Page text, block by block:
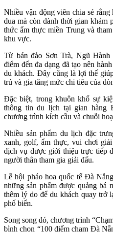
Nhiều vận động viên chia sẻ
đua mà còn dành thời gian khám
thức ẩm thực miền Trung và
khu vực.
Từ bán đảo Sơn Trà, Ngũ
điểm đến đa dạng đã tạo nên
du khách. Đây cũng là lợi thế
trú và gia tăng mức chi tiêu của
Đặc biệt, trong khuôn khổ sự
thông tin du lịch tại gian hàng
chương trình kích cầu và chuỗi
Nhiều sản phẩm du lịch đặc
xanh, golf, ẩm thực, vui chơi
dịch vụ được giới thiệu trực tiếp
người thân tham gia giải đấu.
Lễ hội pháo hoa quốc tế Đà
những sản phẩm được quảng bá
thêm lý do để du khách quay trở
phố biển.
Song song đó, chương trình
bình chọn “100 điểm chạm Đà